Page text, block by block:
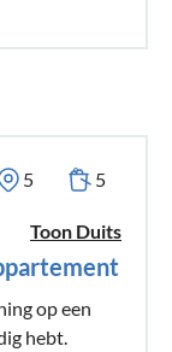
5 5
Toon Duits
op een
hebt.